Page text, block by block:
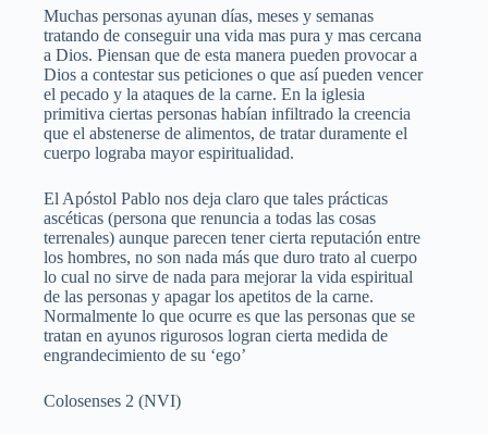
Muchas personas ayunan días, meses y semanas
tratando de conseguir una vida mas pura y mas cercana
a Dios. Piensan que de esta manera pueden provocar a
Dios a contestar sus peticiones o que así pueden vencer
el pecado y la ataques de la carne. En la iglesia
primitiva ciertas personas habían infiltrado la creencia
que el abstenerse de alimentos, de tratar duramente el
cuerpo lograba mayor espiritualidad.
El Apóstol Pablo nos deja claro que tales prácticas
ascéticas (persona que renuncia a todas las cosas
terrenales) aunque parecen tener cierta reputación entre
los hombres, no son nada más que duro trato al cuerpo
lo cual no sirve de nada para mejorar la vida espiritual
de las personas y apagar los apetitos de la carne.
Normalmente lo que ocurre es que las personas que se
tratan en ayunos rigurosos logran cierta medida de
engrandecimiento de su ‘ego’
Colosenses 2 (NVI)